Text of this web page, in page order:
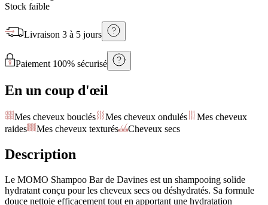
Stock faible
Livraison 3 à 5 jours
Paiement 100% sécurisé
En un coup d'œil
Mes cheveux bouclés Mes cheveux ondulés
Mes cheveux
raides
Mes cheveux texturés Cheveux secs
Description
Le MOMO Shampoo Bar de Davines est un shampooing solide
hydratant conçu pour les cheveux secs ou déshydratés. Sa formule
douce nettoie efficacement tout en apportant une hydratation